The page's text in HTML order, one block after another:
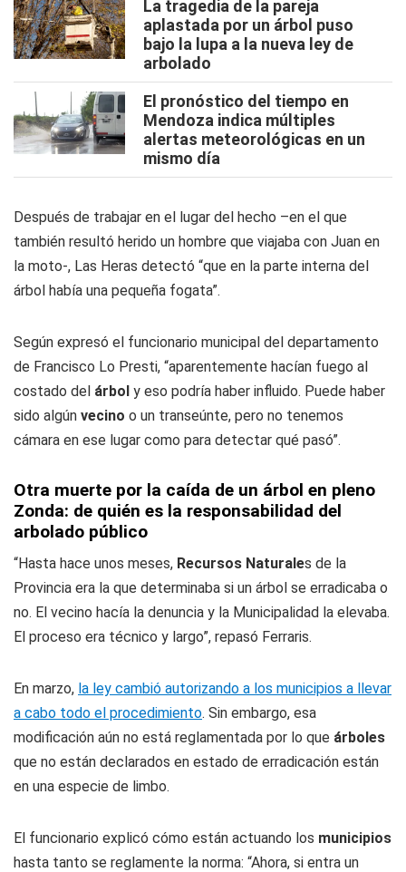
La tragedia de la pareja
aplastada por un árbol puso
bajo la lupa a la nueva ley de
arbolado
El pronóstico del tiempo en
Mendoza indica múltiples
alertas meteorológicas en un
mismo día
Después de trabajar en el lugar del hecho –en el que
también resultó herido un hombre que viajaba con Juan en
la moto-, Las Heras detectó “que en la parte interna del
árbol había una pequeña fogata”.
Según expresó el funcionario municipal del departamento
de Francisco Lo Presti, “aparentemente hacían fuego al
costado del árbol y eso podría haber influido. Puede haber
sido algún vecino o un transeúnte, pero no tenemos
cámara en ese lugar como para detectar qué pasó”.
Otra muerte por la caída de un árbol en pleno
Zonda: de quién es la responsabilidad del
arbolado público
“Hasta hace unos meses, Recursos Naturales de la
Provincia era la que determinaba si un árbol se erradicaba o
no. El vecino hacía la denuncia y la Municipalidad la elevaba.
El proceso era técnico y largo”, repasó Ferraris.
En marzo, la ley cambió autorizando a los municipios a llevar
a cabo todo el procedimiento. Sin embargo, esa
modificación aún no está reglamentada por lo que árboles
que no están declarados en estado de erradicación están
en una especie de limbo.
El funcionario explicó cómo están actuando los municipios
hasta tanto se reglamente la norma: “Ahora, si entra un